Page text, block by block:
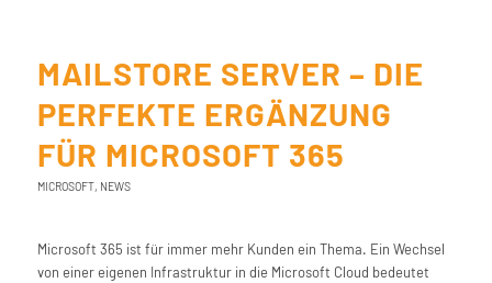
MAILSTORE SERVER – DIE
PERFEKTE ERGÄNZUNG
FÜR MICROSOFT 365
MICROSOFT, NEWS
Microsoft 365 ist für immer mehr Kunden ein Thema. Ein Wechsel
von einer eigenen Infrastruktur in die Microsoft Cloud bedeutet